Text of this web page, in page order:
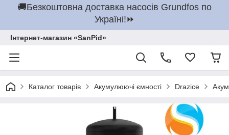
🚚Безкоштовна доставка насосів Grundfos по
Україні!⏩
Інтернет-магазин «SanPid»
Каталог товарів Акумулюючі ємності Drazice